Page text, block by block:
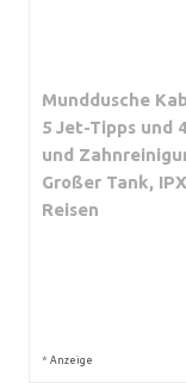
Munddusche
5 Jet-Tipps und
und
Großer Tank,
Reisen
* Anzeige